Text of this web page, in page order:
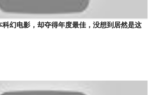
科幻电影，却夺得年度最佳，没想到居然是这